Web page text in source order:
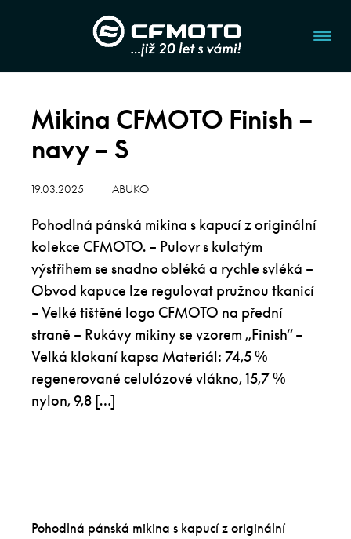
Mikina CFMOTO Finish –
navy – S
19.03.2025 ABUKO
Pohodlná pánská mikina s kapucí z originální
kolekce CFMOTO. – Pulovr s kulatým
výstřihem se snadno obléká a rychle svléká –
Obvod kapuce lze regulovat pružnou tkanicí
– Velké tištěné logo CFMOTO na přední
straně – Rukávy mikiny se vzorem „Finish“ –
Velká klokaní kapsa Materiál: 74,5 %
regenerované celulózové vlákno, 15,7 %
nylon, 9,8 […]
Pohodlná pánská mikina s kapucí z originální